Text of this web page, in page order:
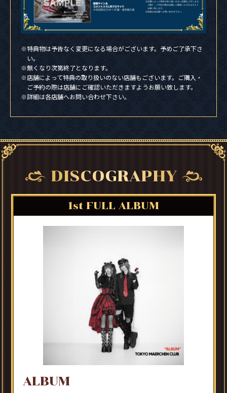
※特典物は予告なく変更になる場合がございます。予めご了承下さ
い。
※無くなり次第終了となります。
※店舗によって特典の取り扱いのない店舗もございます。ご購入・
ご予約の際は店舗にご確認いただきますようお願い致します。
※詳細は各店舗へお問い合わせ下さい。
DISCOGRAPHY
1st FULL ALBUM
ALBUM